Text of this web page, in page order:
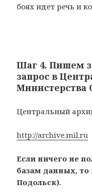
боях идет речь и
Шаг 4. Пишем
запрос в
Центральный
http://archive.mil.ru
Если ничего не
базам данных,
Подольск).